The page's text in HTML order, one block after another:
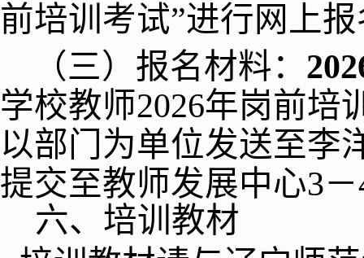
前培训考试”进行网上
（三） 报名材料：
学校教师2026年岗前培
以部门为单位发送至李
提交至教师发展中心3－
六、培训教材